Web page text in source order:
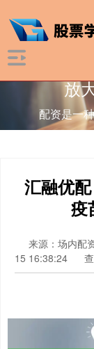
放
配资是一
汇融优
疫
来源：场内配
15 16:38:24